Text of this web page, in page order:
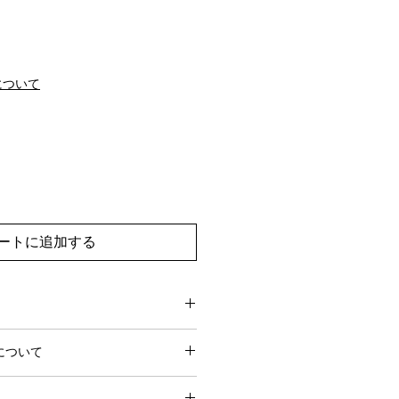
いて
トに追加する
ついて